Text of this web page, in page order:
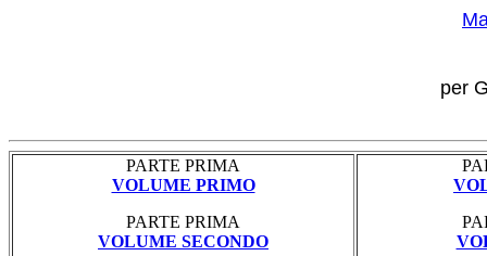
per
PARTE PRIMA
VOLUME PRIMO
PARTE PRIMA
VOLUME SECONDO